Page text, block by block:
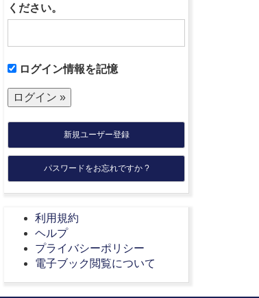
ください。
ログイン情報を記憶
新規ユーザー登録
パスワードをお忘れですか ?
利用規約
ヘルプ
プライバシーポリシー
電子ブック閲覧について